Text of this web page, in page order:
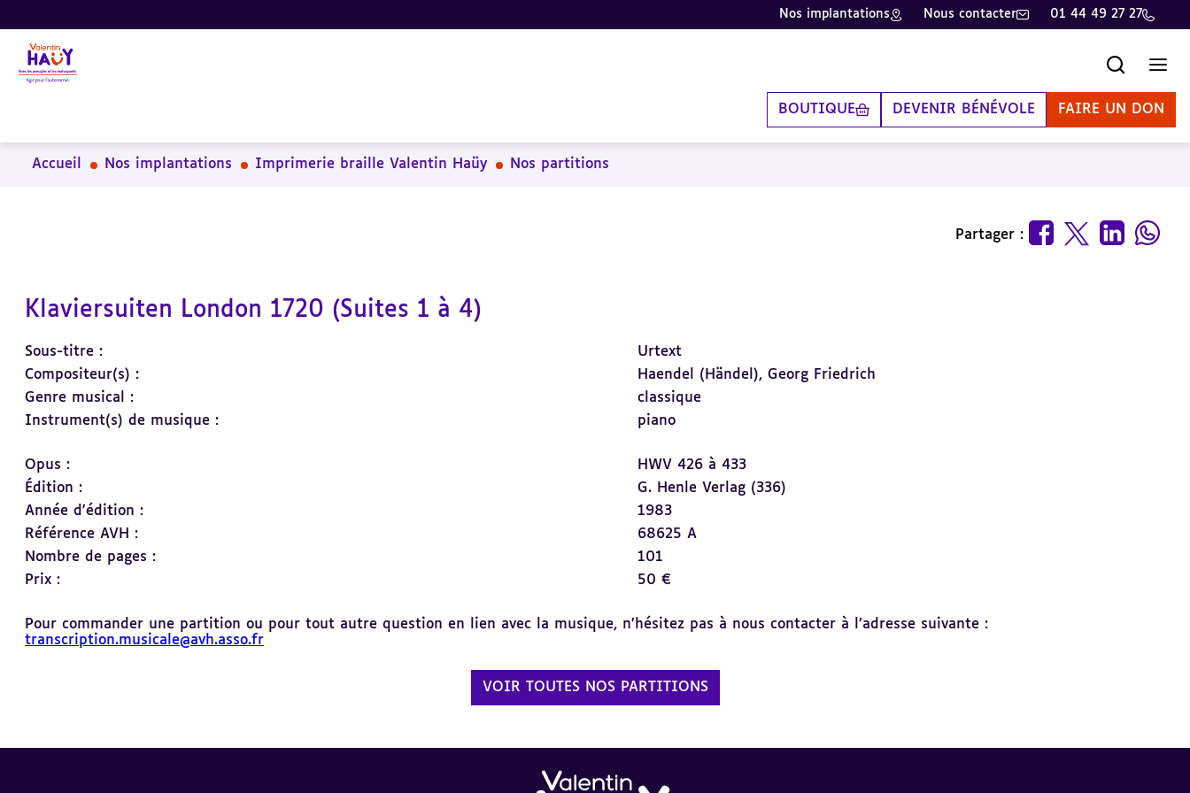
Aller
au
contenu
principal
Aller
au
pied
de
Aller
à
la
recherche
Nos implantations Nous contacter 01 44 49 27 27
BOUTIQUE DEVENIR BÉNÉVOLE FAIRE UN DON
Accueil Nos implantations Imprimerie braille Valentin Haüy Nos partitions
Partager :
Klaviersuiten London 1720 (Suites 1 à 4)
Sous-titre :
Urtext
Compositeur(s) :
Haendel (Händel), Georg Friedrich
Genre musical :
classique
Instrument(s) de musique :
piano
Opus :
HWV 426 à 433
Édition :
G. Henle Verlag (336)
Année d'édition :
1983
Référence AVH :
68625 A
Nombre de pages :
101
Prix :
50 €
Pour commander une partition ou pour tout autre question en lien avec la musique, n’hésitez pas à nous contacter à l’adresse suivante :
transcription.musicale@avh.asso.fr
VOIR TOUTES NOS PARTITIONS